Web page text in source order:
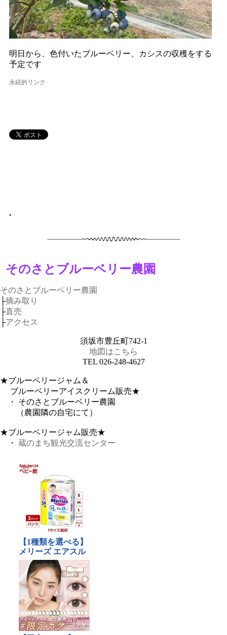
明日から、色付いたブルーベリー、カシスの収穫をする
予定です
永続的リンク
•
そのさとブルーベリー農園
そのさとブルーベリー農園
├摘み取り
├直売
├アクセス
須坂市豊丘町742-1
地図はこちら
TEL 026-248-4627
★ブルーベリージャム＆
ブルーベリーアイスクリーム販売★
・ そのさとブルーベリー農園
（農園隣の自宅にて）
★ブルーベリージャム販売★
・ 蔵のまち観光交流センター